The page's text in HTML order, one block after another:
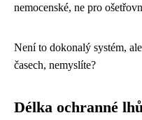
nemocenské, ne pro
Není to dokonalý systém,
časech, nemyslíte?
Délka ochranné